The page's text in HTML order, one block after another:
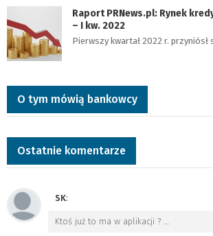
Raport PRNews.pl: Rynek
– I kw. 2022
Pierwszy kwartał 2022 r. przyniósł
O tym mówią bankowcy
Ostatnie komentarze
SK:
Ktoś już to ma w aplikacji ? …